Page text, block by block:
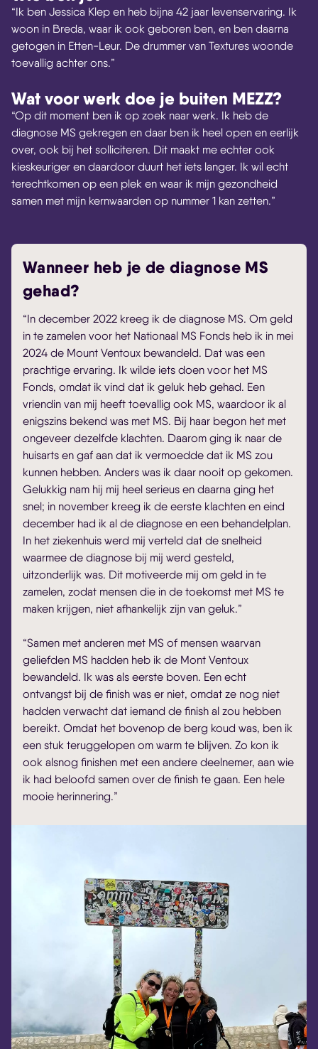
“Ik ben Jessica Klep en heb bijna 42 jaar levenservaring. Ik
woon in Breda, waar ik ook geboren ben, en ben daarna
getogen in Etten-Leur. De drummer van Textures woonde
toevallig achter ons.”
Wat voor werk doe je buiten MEZZ?
“Op dit moment ben ik op zoek naar werk. Ik heb de
diagnose MS gekregen en daar ben ik heel open en eerlijk
over, ook bij het solliciteren. Dit maakt me echter ook
kieskeuriger en daardoor duurt het iets langer. Ik wil echt
terechtkomen op een plek en waar ik mijn gezondheid
samen met mijn kernwaarden op nummer 1 kan zetten.”
Wanneer heb je de diagnose MS
gehad?
“In december 2022 kreeg ik de diagnose MS. Om geld
in te zamelen voor het Nationaal MS Fonds heb ik in mei
2024 de Mount Ventoux bewandeld. Dat was een
prachtige ervaring. Ik wilde iets doen voor het MS
Fonds, omdat ik vind dat ik geluk heb gehad. Een
vriendin van mij heeft toevallig ook MS, waardoor ik al
enigszins bekend was met MS. Bij haar begon het met
ongeveer dezelfde klachten. Daarom ging ik naar de
huisarts en gaf aan dat ik vermoedde dat ik MS zou
kunnen hebben. Anders was ik daar nooit op gekomen.
Gelukkig nam hij mij heel serieus en daarna ging het
snel; in november kreeg ik de eerste klachten en eind
december had ik al de diagnose en een behandelplan.
In het ziekenhuis werd mij verteld dat de snelheid
waarmee de diagnose bij mij werd gesteld,
uitzonderlijk was. Dit motiveerde mij om geld in te
zamelen, zodat mensen die in de toekomst met MS te
maken krijgen, niet afhankelijk zijn van geluk.”
“Samen met anderen met MS of mensen waarvan
geliefden MS hadden heb ik de Mont Ventoux
bewandeld. Ik was als eerste boven. Een echt
ontvangst bij de finish was er niet, omdat ze nog niet
hadden verwacht dat iemand de finish al zou hebben
bereikt. Omdat het bovenop de berg koud was, ben ik
een stuk teruggelopen om warm te blijven. Zo kon ik
ook alsnog finishen met een andere deelnemer, aan wie
ik had beloofd samen over de finish te gaan. Een hele
mooie herinnering.”